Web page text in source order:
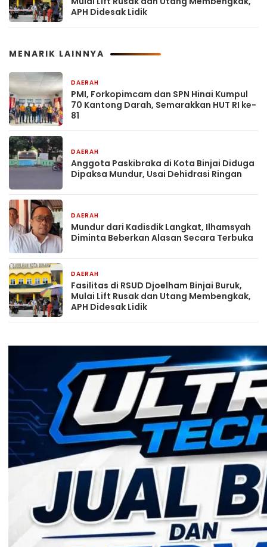
APH Didesak Lidik
MENARIK LAINNYA
DAERAH
PMI, Forkopimcam dan SPN Hinai Kumpul
70 Kantong Darah, Semarakkan HUT RI ke-
81
DAERAH
Anggota Paskibraka di Kota Binjai Diduga
Dipaksa Mundur, Usai Dehidrasi Ringan
DAERAH
Mundur dari Kadisdik Langkat, Ilhamsyah
Diminta Beberkan Alasan Secara Terbuka
DAERAH
Fasilitas di RSUD Djoelham Binjai Buruk,
Mulai Lift Rusak dan Utang Membengkak,
APH Didesak Lidik